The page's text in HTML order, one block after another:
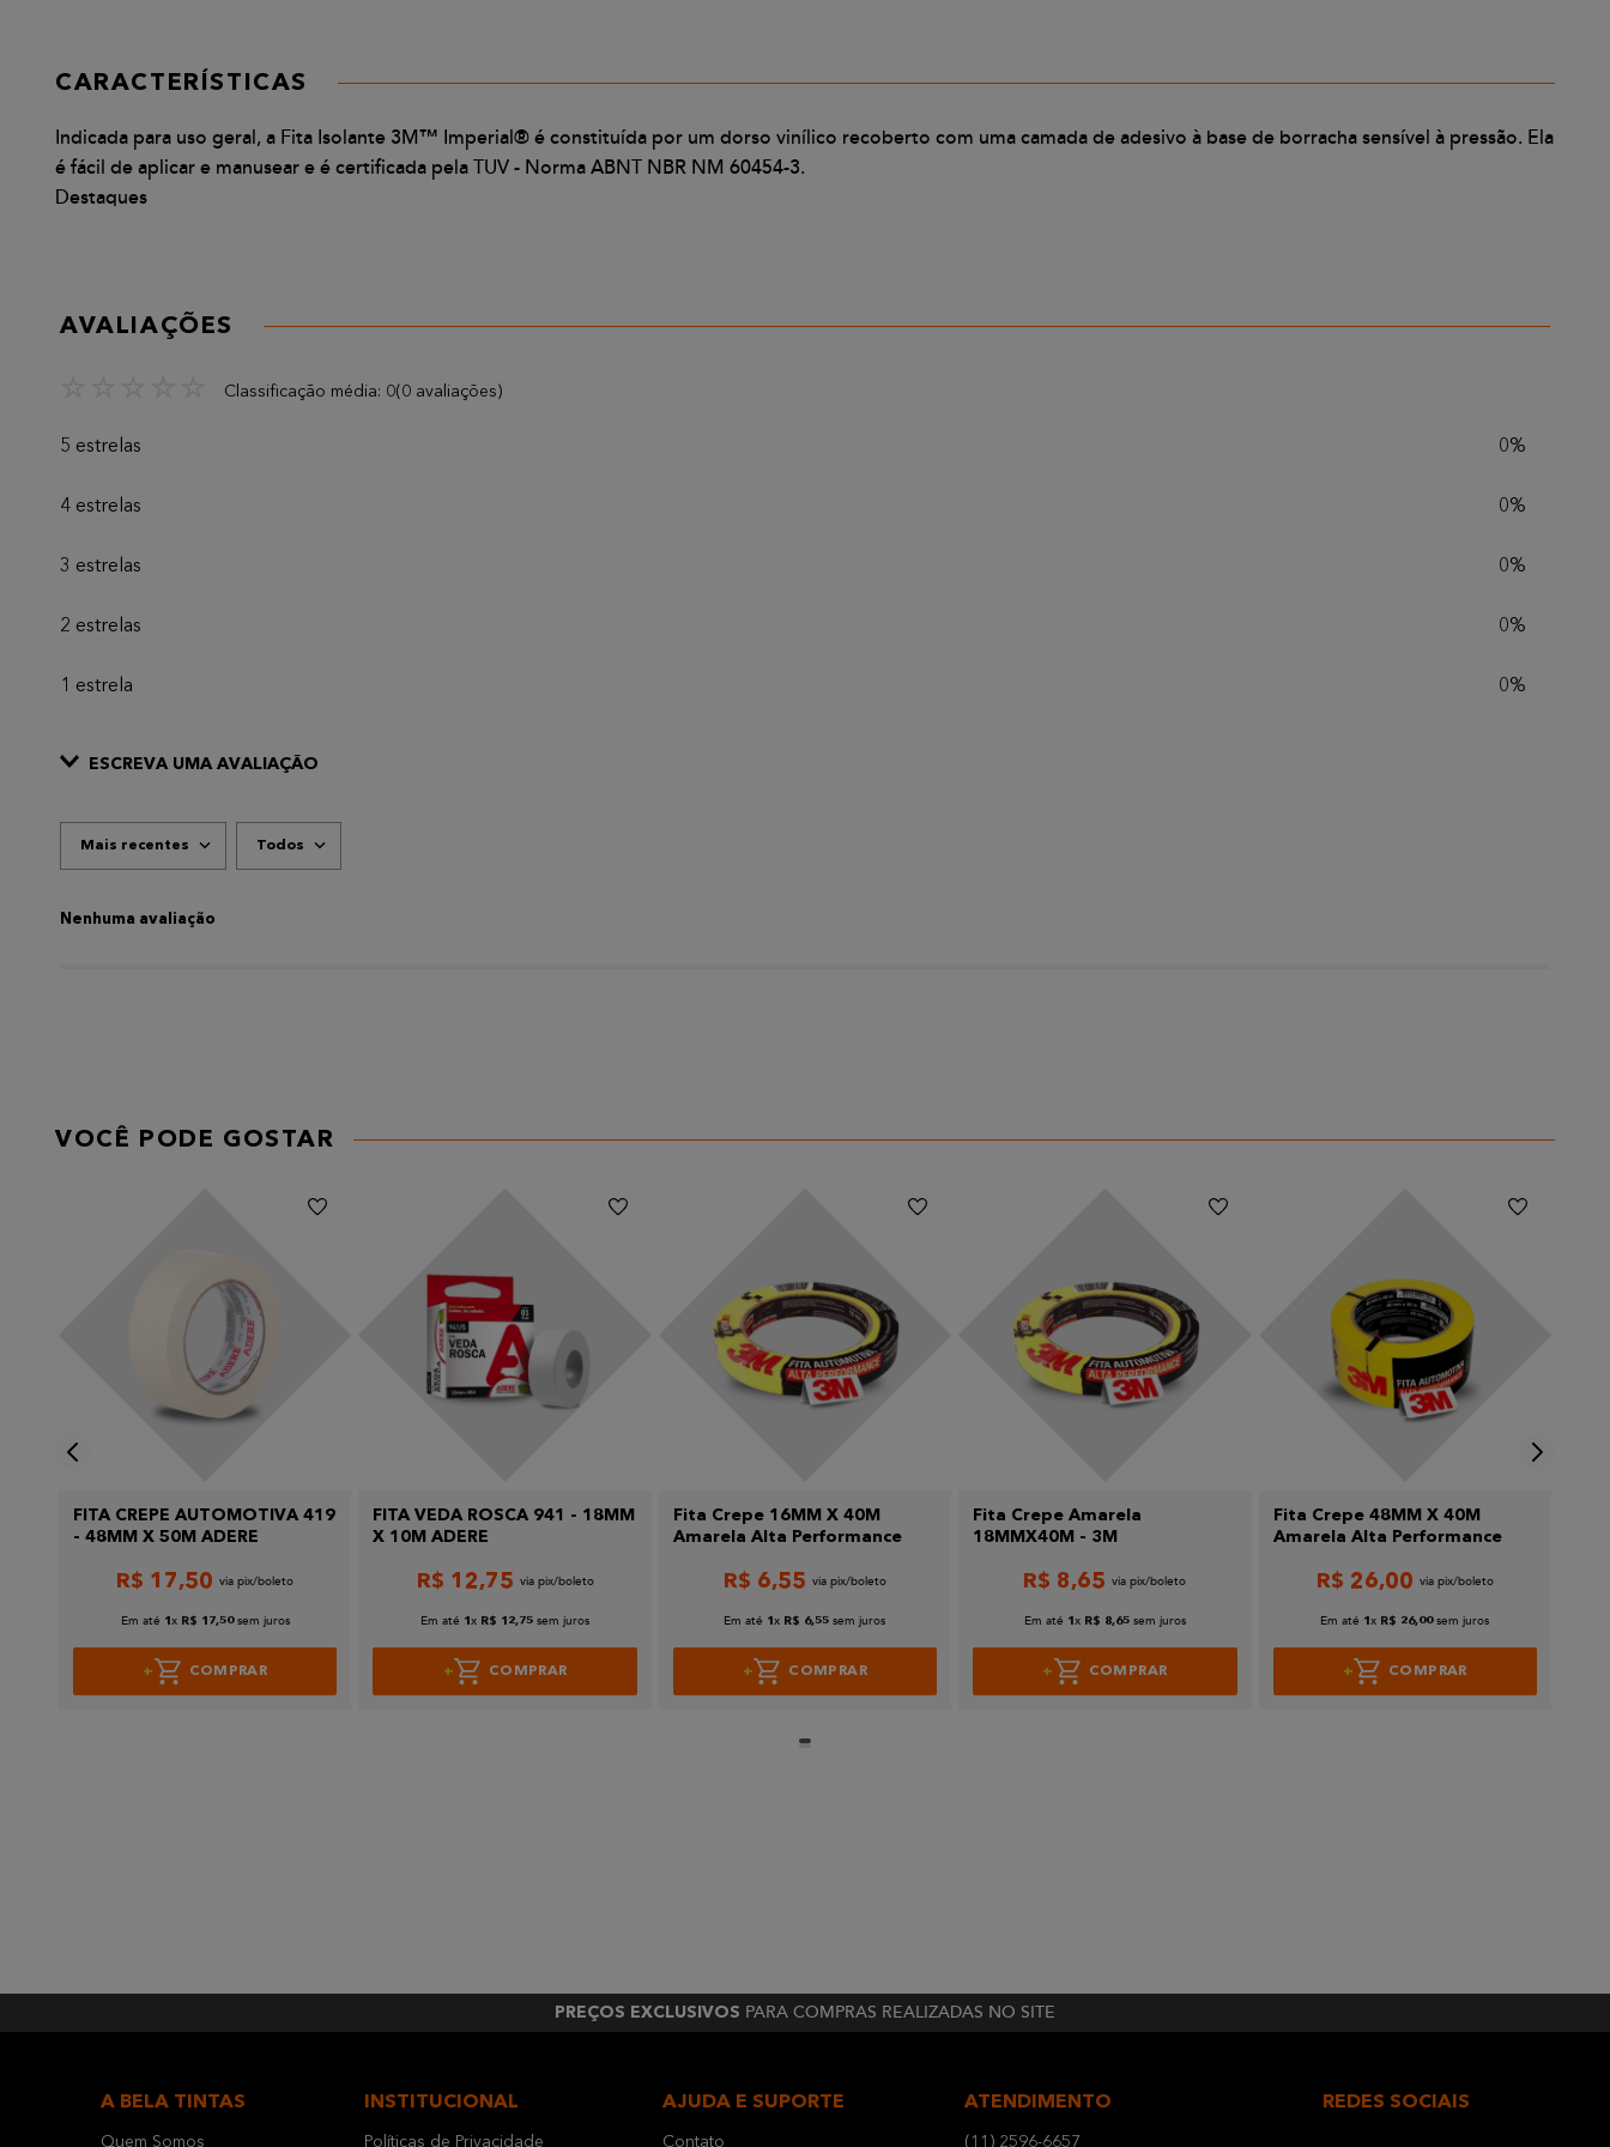
CARACTERÍSTICAS
Indicada para uso geral, a Fita Isolante 3M™ Imperial® é constituída por um dorso vinílico recoberto com uma camada de adesivo à base de borracha sensível à pressão. Ela
é fácil de aplicar e manusear e é certificada pela TUV - Norma ABNT NBR NM 60454-3.
Destaques
AVALIAÇÕES
Classificação média: 0(0 avaliações)
5 estrelas 0%
4 estrelas 0%
3 estrelas 0%
2 estrelas 0%
1 estrela 0%
ESCREVA UMA AVALIAÇÃO
Endereço de email
Enviar avaliação
Mais recentes Todos
Nenhuma avaliação
VOCÊ PODE GOSTAR
FITA CREPE AUTOMOTIVA 419
- 48MM X 50M ADERE
R$ 17,50
Em até 1 x R$ 17,50 sem juros
COMPRAR
FITA VEDA ROSCA 941 - 18MM
X 10M ADERE
R$ 12,75
Em até 1x R$ 12,75 sem juros
COMPRAR
Fita Crepe 16MM X 40M
Amarela Alta Performance
R$ 6,55
Em até 1x R$ 6,55 sem juros
COMPRAR
Fita Crepe Amarela
18MMX40M - 3M
R$ 8,65
Em até 1 x R$ 8,65 sem juros
COMPRAR
Fita Crepe 48MM X 40M
Amarela Alta Performance
R$ 26,00
Em até 1x R$ 26,00 sem juros
COMPRAR
PREÇOS EXCLUSIVOS PARA COMPRAS REALIZADAS NO SITE
A BELA TINTAS
Quem Somos
INSTITUCIONAL
Políticas de Privacidade
AJUDA E SUPORTE
Contato
ATENDIMENTO
(11) 2596-6657
REDES SOCIAIS